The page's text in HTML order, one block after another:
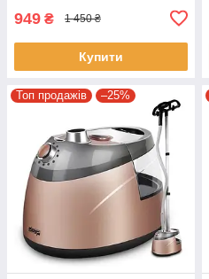
949 ₴ 1 450 ₴
Купити
Топ продажів –25%